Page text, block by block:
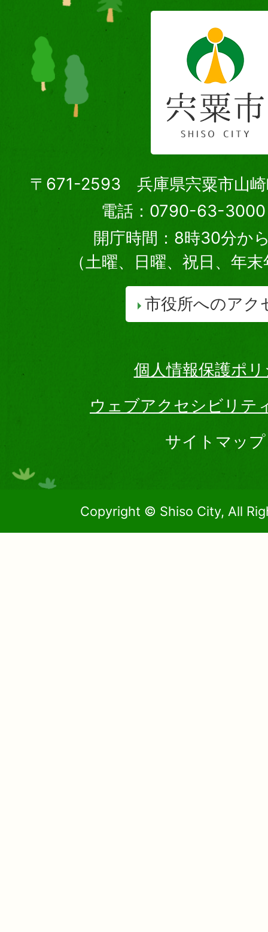
〒671-2593 兵庫県宍粟市山崎
電話：0790-63-3000
開庁時間：8時30分か
（土曜、日曜、祝日、年
市役所へのアク
個人情報保護ポ
ウェブアクセシビリテ
サイトマップ
Copyright © Shiso City, All